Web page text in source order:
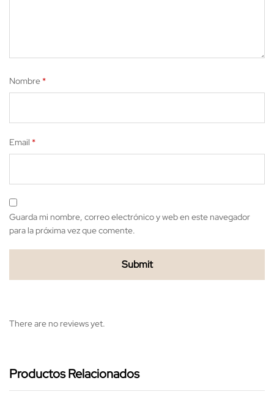
Nombre *
Email *
Guarda mi nombre, correo electrónico y web en este navegador
para la próxima vez que comente.
There are no reviews yet.
Productos Relacionados